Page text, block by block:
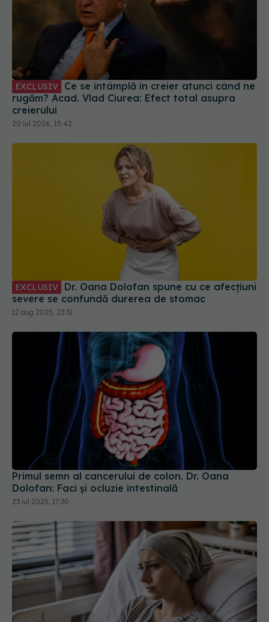
EXCLUSIV
rugăm? Acad. Vlad Ciurea: Efect total asupra
creierului
20 iul 2026, 15:42
EXCLUSIV
severe se confundă durerea de stomac
12 aug 2025, 23:31
Primul semn al cancerului de colon. Dr. Oana
Dolofan: Faci și ocluzie intestinală
23 iul 2025, 17:30